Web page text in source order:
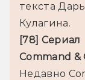
текста
Кулагина.
Недавно